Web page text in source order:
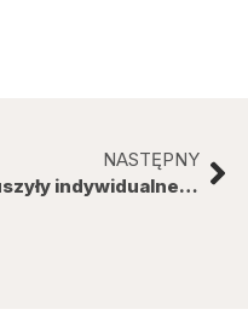
NASTĘPNY
Ruszyły indywidualne warsztaty rękodzieła artystycznego w Muzeum Regionalnym w Jaśle!